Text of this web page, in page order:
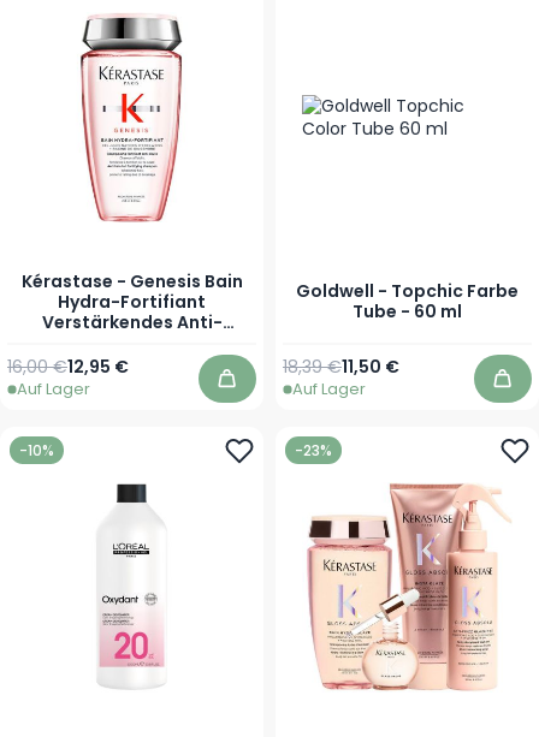
Kérastase - Genesis Bain
Hydra-Fortifiant
Verstärkendes Anti-
Feines & Brüchiges Haar
mit Neigung zu Haarverlust
Ab
12,95 €
Regulärer Preis
16,00 €
Auf Lager In den Warenkorb
Goldwell - Topchic Farbe
Tube - 60 ml
Ab
11,50 €
Regulärer Preis
18,39 €
Auf Lager In
-10% -23%